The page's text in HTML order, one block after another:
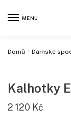
MENU
Domů / Dámské
Kalhotky
2 120 Kč